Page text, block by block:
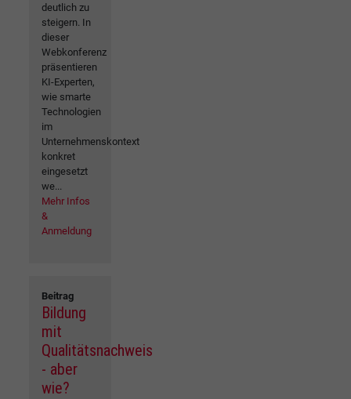
deutlich zu
steigern. In
dieser
Webkonferenz
präsentieren
KI-Experten,
wie smarte
Technologien
im
Unternehmenskontext
konkret
eingesetzt
we...
Mehr Infos
&
Anmeldung
Beitrag
Bildung
mit
Qualitätsnachweis
- aber
wie?